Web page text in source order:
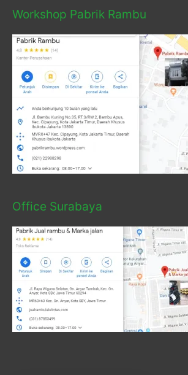
Workshop Pabrik Rambu
Office Surabaya